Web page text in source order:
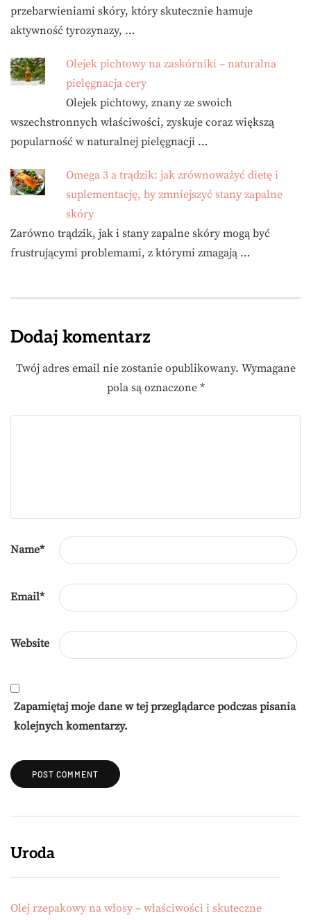
przebarwieniami skóry, który skutecznie hamuje
aktywność tyrozynazy, …
Olejek pichtowy na zaskórniki – naturalna
pielęgnacja cery
Olejek pichtowy, znany ze swoich
wszechstronnych właściwości, zyskuje coraz większą
popularność w naturalnej pielęgnacji …
Omega 3 a trądzik: jak zrównoważyć dietę i
suplementację, by zmniejszyć stany zapalne
skóry
Zarówno trądzik, jak i stany zapalne skóry mogą być
frustrującymi problemami, z którymi zmagają …
Dodaj komentarz
Twój adres email nie zostanie opublikowany. Wymagane
pola są oznaczone *
Name*
Email*
Website
Zapamiętaj moje dane w tej przeglądarce podczas pisania
kolejnych komentarzy.
Uroda
Olej rzepakowy na włosy – właściwości i skuteczne